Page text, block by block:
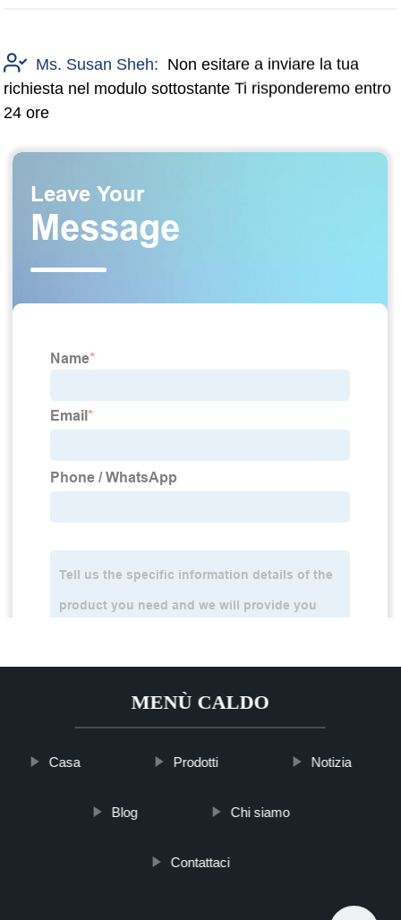
Ms. Susan Sheh: Non esitare a inviare la tua
richiesta nel modulo sottostante Ti risponderemo entro
24 ore
MENÙ CALDO
Casa Prodotti Notizia
Blog Chi siamo
Contattaci